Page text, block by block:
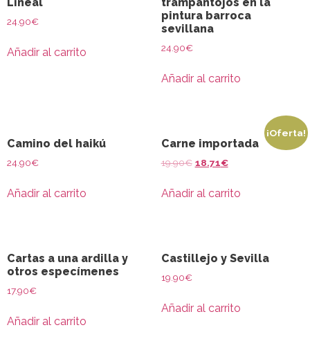
Lineal
24.90€
Añadir al carrito
trampantojos en la
pintura barroca
sevillana
24.90€
Añadir al carrito
Camino del haikú
24.90€
Añadir al carrito
¡Oferta!
Carne importada
19.90€ 18.71€
Añadir al carrito
Cartas a una ardilla y
otros especímenes
17.90€
Añadir al carrito
Castillejo y Sevilla
19.90€
Añadir al carrito